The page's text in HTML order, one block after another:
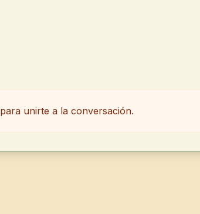
para unirte a la conversación.